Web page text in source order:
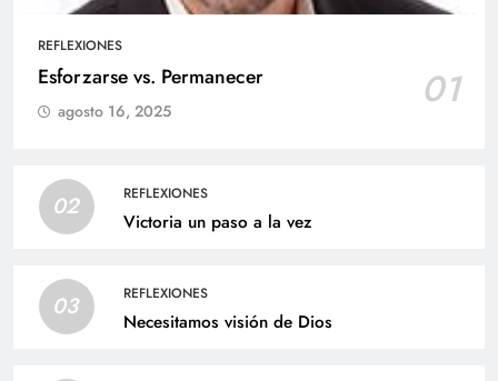
REFLEXIONES
Esforzarse vs. Permanecer 01
agosto 16, 2025
02 REFLEXIONES
Victoria un paso a la vez
03 REFLEXIONES
Necesitamos visión de Dios